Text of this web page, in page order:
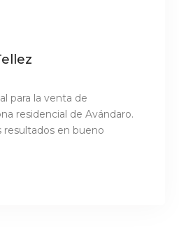
para la venta de
residencial de Avándaro.
resultados en bueno